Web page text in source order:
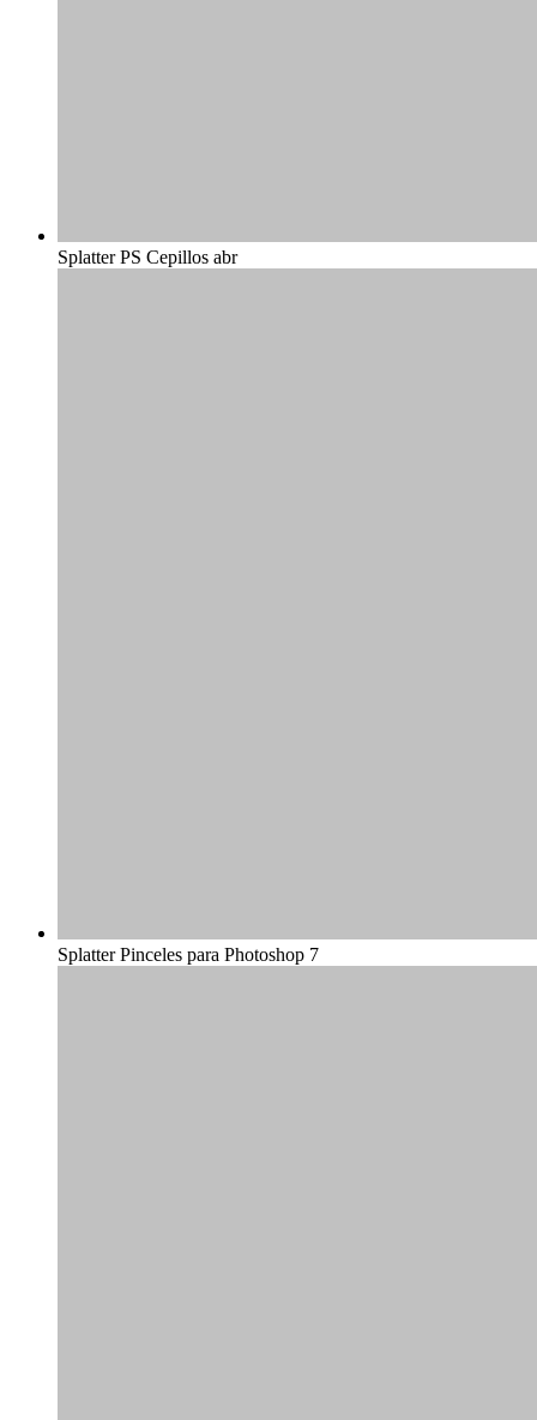
Splatter PS Cepillos abr
Splatter Pinceles para Photoshop 7